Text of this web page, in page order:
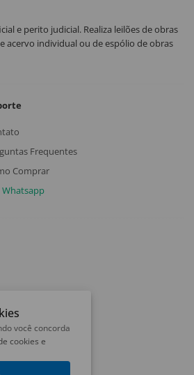
e perito judicial. Realiza leilões de obras
acervo individual ou de espólio de obras
Frequentes
Comprar
Whatsapp
você concorda
cookies e